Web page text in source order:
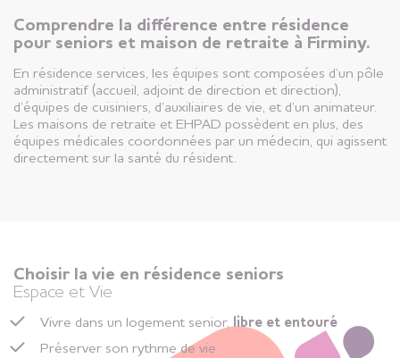
Comprendre la différence entre résidence
pour seniors et maison de retraite à Firminy.
En résidence services, les équipes sont composées d’un pôle
administratif (accueil, adjoint de direction et direction),
d’équipes de cuisiniers, d’auxiliaires de vie, et d’un animateur.
Les maisons de retraite et EHPAD possèdent en plus, des
équipes médicales coordonnées par un médecin, qui agissent
directement sur la santé du résident.
Choisir la vie en résidence seniors
Espace et Vie
Vivre dans un logement senior, libre et entouré
Préserver son rythme de vie